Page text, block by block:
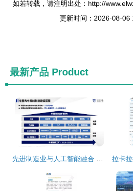
如若转载，请注明出处：http://
更新时间：2026-08-06
最新产品 Product